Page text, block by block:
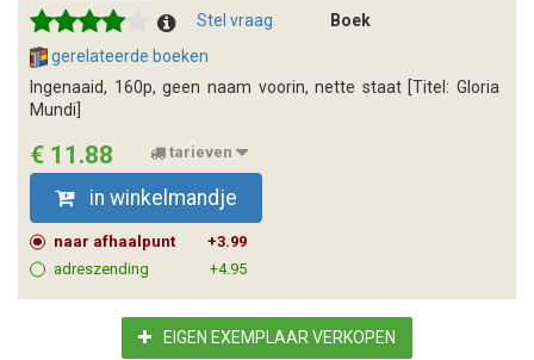
Stel vraag
Boek
gerelateerde boeken
Ingenaaid, 160p, geen naam voorin, nette staat [Titel: Gloria
Mundi]
€ 11.88 tarieven
in winkelmandje
naar afhaalpunt
+3.99
adreszending
+4.95
EIGEN EXEMPLAAR VERKOPEN